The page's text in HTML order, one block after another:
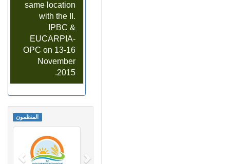
same location
with the II.
IPBC &
EUCARPIA-
OPC on 13-16
November
2015.
المنظمون